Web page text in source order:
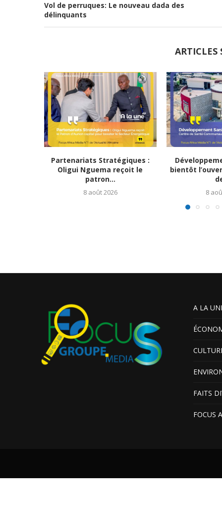
Vol de perruques: Le nouveau dada des
délinquants
ARTICLES
Partenariats Stratégiques :
Oligui Nguema reçoit le
patron...
8 août 2026
bientôt
8
A LA
FAITS
FOCUS